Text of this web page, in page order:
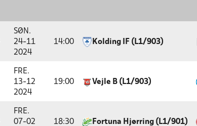
SØN.
24-11
2024
14:00 Kolding IF (L1/903)
FRE.
13-12
2024
19:00 Vejle B (L1/903)
FRE.
07-02
18:30 Fortuna Hjørring (L1/901)